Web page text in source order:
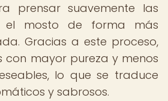
prensar suavemente las
el mosto de forma más
Gracias a este proceso,
con mayor pureza y menos
lo que se traduce
y sabrosos.